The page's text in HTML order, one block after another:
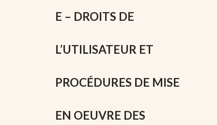
E – DROITS DE
L’UTILISATEUR ET
PROCÉDURES DE MISE
EN OEUVRE DES